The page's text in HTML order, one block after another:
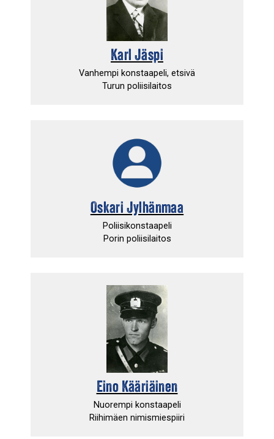
Karl Jäspi
Vanhempi konstaapeli, etsivä
Turun poliisilaitos
Oskari Jylhänmaa
Poliisikonstaapeli
Porin poliisilaitos
Eino Kääriäinen
Nuorempi konstaapeli
Riihimäen nimismiespiiri